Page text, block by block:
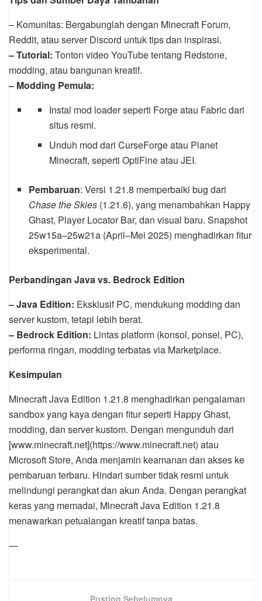
– Komunitas: Bergabunglah dengan Minecraft Forum,
Reddit, atau server Discord untuk tips dan inspirasi.
– Tutorial: Tonton video YouTube tentang Redstone,
modding, atau bangunan kreatif.
– Modding Pemula:
Instal mod loader seperti Forge atau Fabric dari
situs resmi.
Unduh mod dari CurseForge atau Planet
Minecraft, seperti OptiFine atau JEI.
Pembaruan: Versi 1.21.8 memperbaiki bug dari
Chase the Skies (1.21.6), yang menambahkan Happy
Ghast, Player Locator Bar, dan visual baru. Snapshot
25w15a–25w21a (April–Mei 2025) menghadirkan fitur
eksperimental.
Perbandingan Java vs. Bedrock Edition
– Java Edition: Eksklusif PC, mendukung modding dan
server kustom, tetapi lebih berat.
– Bedrock Edition: Lintas platform (konsol, ponsel, PC),
performa ringan, modding terbatas via Marketplace.
Kesimpulan
Minecraft Java Edition 1.21.8 menghadirkan pengalaman
sandbox yang kaya dengan fitur seperti Happy Ghast,
modding, dan server kustom. Dengan mengunduh dari
[www.minecraft.net](https://www.minecraft.net) atau
Microsoft Store, Anda menjamin keamanan dan akses ke
pembaruan terbaru. Hindari sumber tidak resmi untuk
melindungi perangkat dan akun Anda. Dengan perangkat
keras yang memadai, Minecraft Java Edition 1.21.8
menawarkan petualangan kreatif tanpa batas.
—